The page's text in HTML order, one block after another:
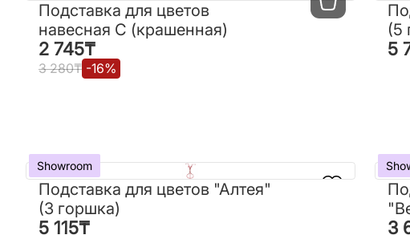
Подставка для цветов
навесная С (крашенная)
2 745₸
3 280₸ -16%
Подставка для цветов
навесная С (крашенная)
2 745₸
3 280₸ -16%
(5
5
(5
5
Showroom
Подставка для цветов "Алтея"
(3 горшка)
5 115₸
Showroom
Подставка для цветов "Алтея"
(3 горшка)
5 115₸ 3
3